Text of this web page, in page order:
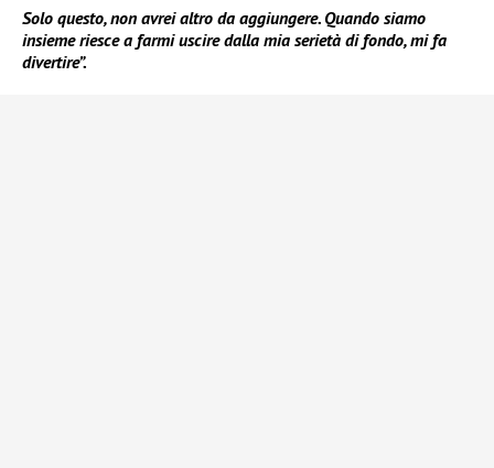
Solo questo, non avrei altro da aggiungere. Quando siamo
insieme riesce a farmi uscire dalla mia serietà di fondo, mi fa
divertire”.